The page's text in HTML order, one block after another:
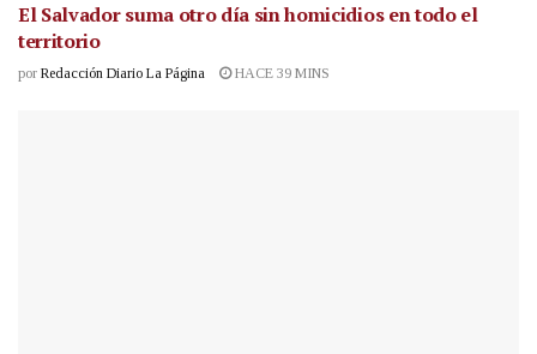
El Salvador suma otro día sin homicidios en todo el
territorio
por Redacción Diario La Página HACE 39 MINS